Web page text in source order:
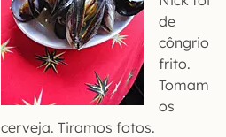
de
côngrio
frito.
Tomam
os
cerveja. Tiramos fotos.